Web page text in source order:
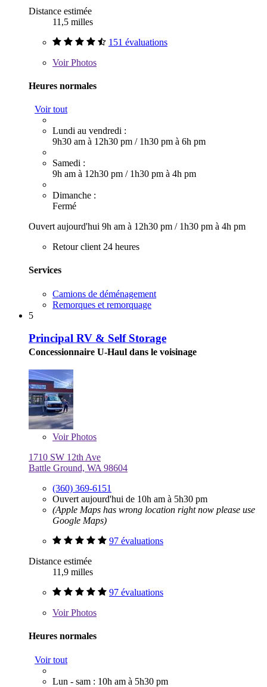
Distance estimée
11,5 milles
151 évaluations
VoirPhotos
Heures normales
Voir tout
Lundi au vendredi :
9h30 am à 12h30 pm / 1h30 pm à 6h pm
Samedi :
9h am à 12h30 pm / 1h30 pm à 4h pm
Dimanche :
Fermé
Ouvert aujourd'hui 9h am à 12h30 pm / 1h30 pm à 4h pm
Retour client 24 heures
Services
Camions de déménagement
Remorques et remorquage
5
Principal RV & Self Storage
Concessionnaire U-Haul dans le voisinage
VoirPhotos
1710 SW 12th Ave
Battle Ground, WA 98604
(360) 369-6151
Ouvert aujourd'hui de 10h am à 5h30 pm
(Apple Maps has wrong location right now please use
Google Maps)
97 évaluations
Distance estimée
11,9 milles
97 évaluations
VoirPhotos
Heures normales
Voir tout
Lun - sam : 10h am à 5h30 pm